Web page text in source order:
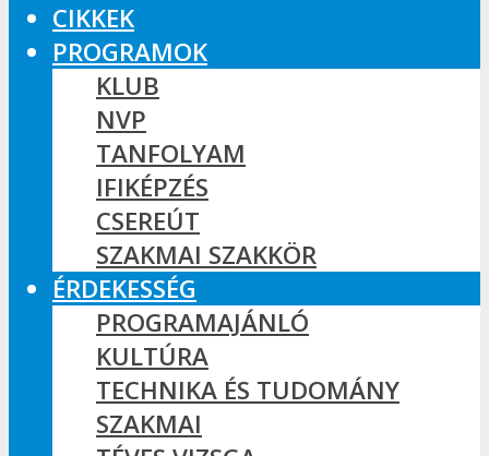
CIKKEK
PROGRAMOK
KLUB
NVP
TANFOLYAM
IFIKÉPZÉS
CSEREÚT
SZAKMAI SZAKKÖR
ÉRDEKESSÉG
PROGRAMAJÁNLÓ
KULTÚRA
TECHNIKA ÉS TUDOMÁNY
SZAKMAI